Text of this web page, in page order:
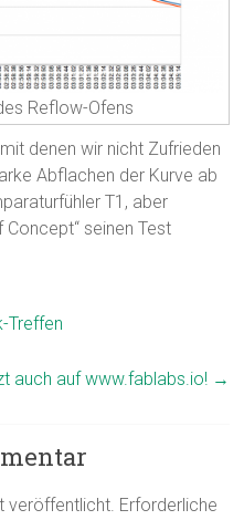
Reflow-Ofens
denen wir nicht Zufrieden
Abflachen der Kurve ab
T1, aber
seinen Test
Treffen
auch auf www.fablabs.io! →
veröffentlicht. Erforderliche